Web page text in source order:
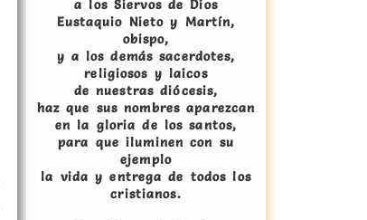
a los Siervos de Dios
Eustaquio Nieto y Martín,
obispo,
y a los demás sacerdotes,
religiosos y laicos
de nuestras diócesis,
haz que sus nombres aparezcan
en la gloria de los santos,
para que iluminen con su
ejemplo
la vida y entrega de todos los
cristianos.